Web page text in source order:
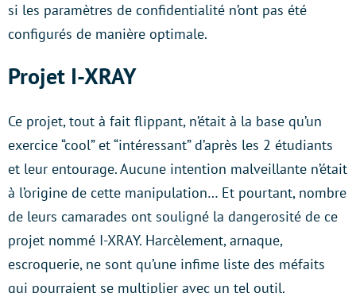
si les paramètres de confidentialité n’ont pas été
configurés de manière optimale.
Projet I-XRAY
Ce projet, tout à fait flippant, n’était à la base qu’un
exercice “cool” et “intéressant” d’après les 2 étudiants
et leur entourage. Aucune intention malveillante n’était
à l’origine de cette manipulation… Et pourtant, nombre
de leurs camarades ont souligné la dangerosité de ce
projet nommé I-XRAY. Harcèlement, arnaque,
escroquerie, ne sont qu’une infime liste des méfaits
qui pourraient se multiplier avec un tel outil.